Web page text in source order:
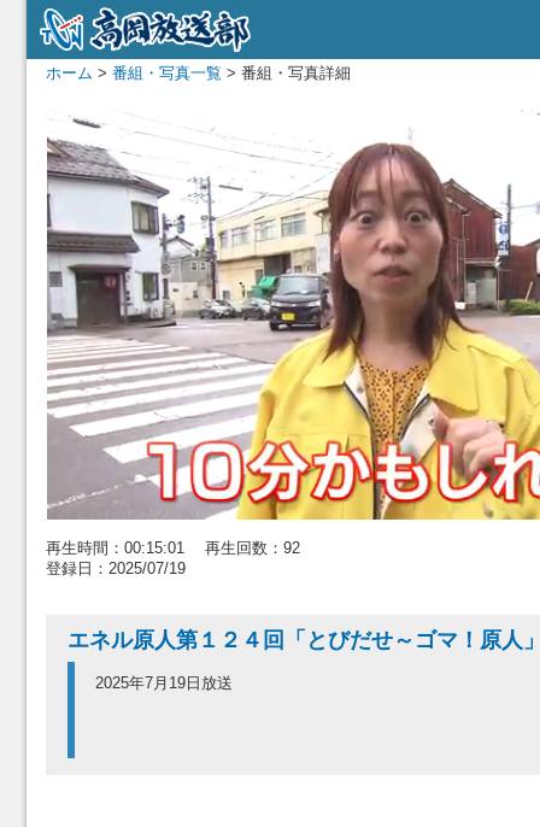
ホーム > 番組・写真一覧 > 番組・写真詳細
再生時間：00:15:01 再生回数：92
登録日：2025/07/19
エネル原人第１２４回「とびだせ～ゴマ！原人
2025年7月19日放送